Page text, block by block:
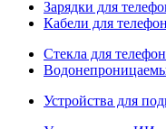
Зарядки для
Кабели для
Стекла для
Устройства для